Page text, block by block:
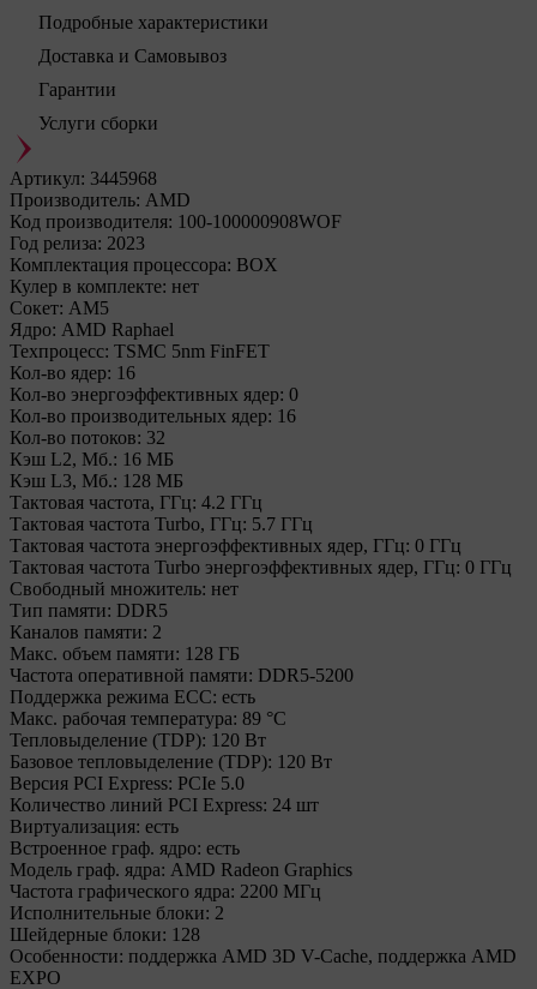
Подробные характеристики
Доставка и Самовывоз
Гарантии
Услуги сборки
Артикул: 3445968
Производитель: AMD
Код производителя: 100-100000908WOF
Год релиза: 2023
Комплектация процессора: BOX
Кулер в комплекте: нет
Сокет: AM5
Ядро: AMD Raphael
Техпроцесс: TSMC 5nm FinFET
Кол-во ядер: 16
Кол-во энергоэффективных ядер: 0
Кол-во производительных ядер: 16
Кол-во потоков: 32
Кэш L2, Мб.: 16 МБ
Кэш L3, Мб.: 128 МБ
Тактовая частота, ГГц: 4.2 ГГц
Тактовая частота Turbo, ГГц: 5.7 ГГц
Тактовая частота энергоэффективных ядер, ГГц: 0 ГГц
Тактовая частота Turbo энергоэффективных ядер, ГГц: 0 ГГц
Свободный множитель: нет
Тип памяти: DDR5
Каналов памяти: 2
Макс. объем памяти: 128 ГБ
Частота оперативной памяти: DDR5-5200
Поддержка режима ECC: есть
Макс. рабочая температура: 89 °C
Тепловыделение (TDP): 120 Вт
Базовое тепловыделение (TDP): 120 Вт
Версия PCI Express: PCIe 5.0
Количество линий PCI Express: 24 шт
Виртуализация: есть
Встроенное граф. ядро: есть
Модель граф. ядра: AMD Radeon Graphics
Частота графического ядра: 2200 МГц
Исполнительные блоки: 2
Шейдерные блоки: 128
Особенности: поддержка AMD 3D V-Cache, поддержка AMD
EXPO